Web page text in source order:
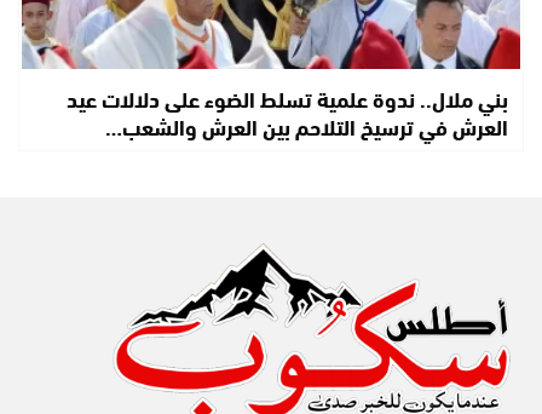
بني ملال.. ندوة علمية تسلط الضوء على دلالات عيد
العرش في ترسيخ التلاحم بين العرش والشعب…